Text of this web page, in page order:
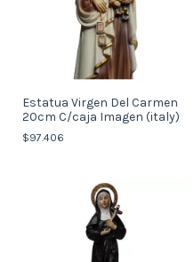
Estatua Virgen Del Carmen
20cm C/caja Imagen (italy)
$97.406